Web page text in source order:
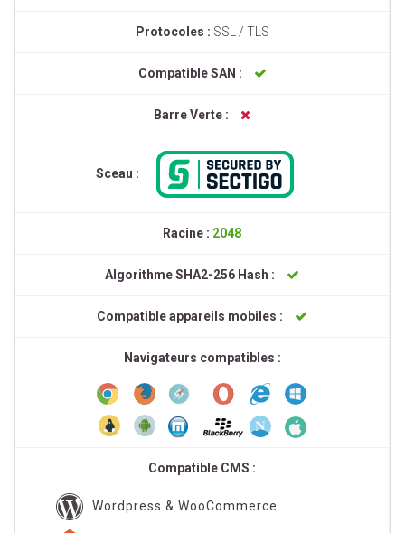
Protocoles : SSL / TLS
Compatible SAN :
Barre Verte :
Sceau :
Racine : 2048
Algorithme SHA2-256 Hash :
Compatible appareils mobiles :
Navigateurs compatibles :
Compatible CMS :
Wordpress & WooCommerce